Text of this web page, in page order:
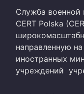
Служба военной
CERT Polska
направленную
иностранных
учреждений